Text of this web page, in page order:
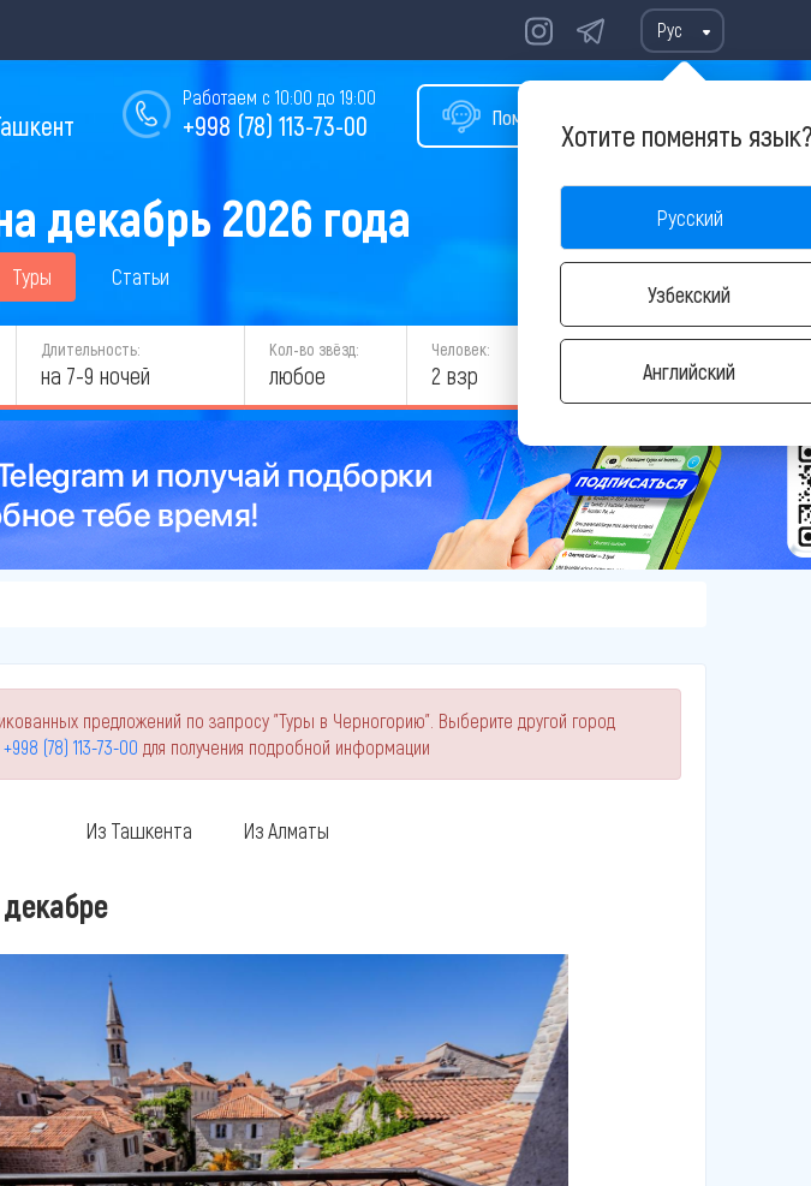
Рус
Хотите поменять
Русский
Узбекский
Английский
Помощь в подборе тура
Работаем с 10:00 до 19:00
+998 (78) 113-73-00
декабрь 2026 года
Туры Статьи
Длительность:
на 7-9 ночей
Кол-во звёзд:
любое
Человек:
2 взр НАЙТИ
предложений по запросу "Туры в Черногорию". Выберите другой город
+998 (78) 113-73-00 для получения подробной информации
Из Ташкента Из Алматы